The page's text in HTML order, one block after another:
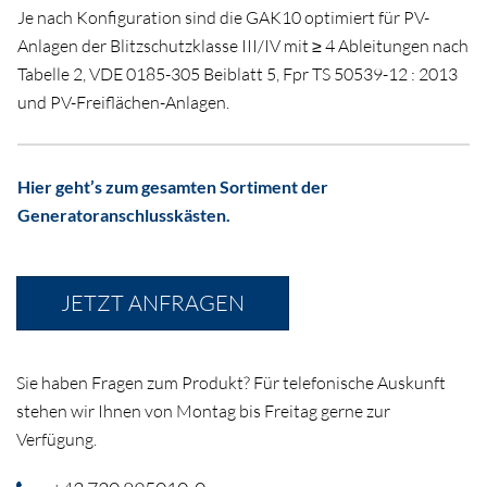
Je nach Konfiguration sind die GAK10 optimiert für PV-
Anlagen der Blitzschutzklasse III/IV mit ≥ 4 Ableitungen nach
Tabelle 2, VDE 0185-305 Beiblatt 5, Fpr TS 50539-12 : 2013
und PV-Freiflächen-Anlagen.
Hier geht’s zum gesamten Sortiment der
Generatoranschlusskästen.
JETZT ANFRAGEN
Sie haben Fragen zum Produkt? Für telefonische Auskunft
stehen wir Ihnen von Montag bis Freitag gerne zur
Verfügung.